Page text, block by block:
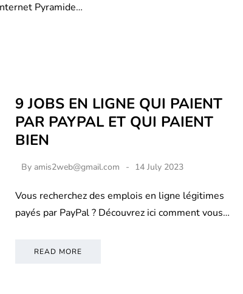
Pyramide…
9 JOBS EN LIGNE QUI PAIENT
PAR PAYPAL ET QUI PAIENT
BIEN
By amis2web@gmail.com 14 July 2023
Vous recherchez des emplois en ligne légitimes
payés par PayPal ? Découvrez ici comment vous…
READ MORE